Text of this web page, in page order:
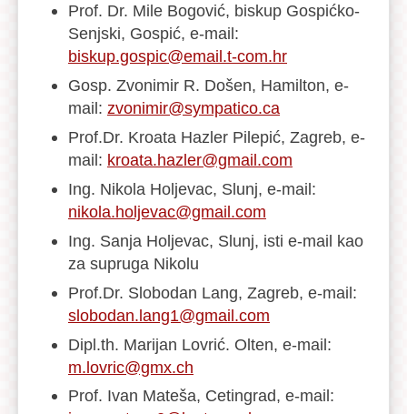
Prof. Dr. Mile Bogović, biskup Gospićko-
Senjski, Gospić, e-mail:
biskup.gospic@email.t-com.hr
Gosp. Zvonimir R. Došen, Hamilton, e-
mail: zvonimir@sympatico.ca
Prof.Dr. Kroata Hazler Pilepić, Zagreb, e-
mail: kroata.hazler@gmail.com
Ing. Nikola Holjevac, Slunj, e-mail:
nikola.holjevac@gmail.com
Ing. Sanja Holjevac, Slunj, isti e-mail kao
za supruga Nikolu
Prof.Dr. Slobodan Lang, Zagreb, e-mail:
slobodan.lang1@gmail.com
Dipl.th. Marijan Lovrić. Olten, e-mail:
m.lovric@gmx.ch
Prof. Ivan Mateša, Cetingrad, e-mail: